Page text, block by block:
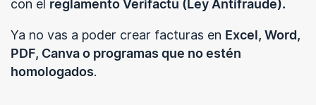
con el reglamento Verifactu (Ley Antifraude).
Ya no vas a poder crear facturas en Excel, Word,
PDF, Canva o programas que no estén
homologados.